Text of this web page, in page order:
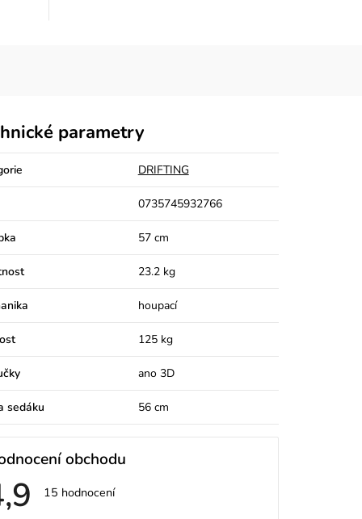
parametry
DRIFTING
0735745932766
57 cm
23.2 kg
houpací
125 kg
ano 3D
sedáku 56 cm
obchodu
Průměrné
15 hodnocení